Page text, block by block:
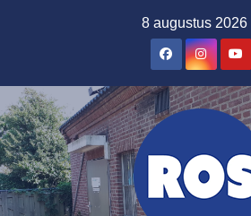
inhoud
8 augustus 2026